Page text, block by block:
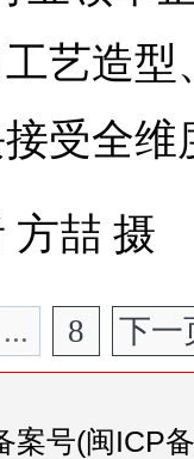
艺造
受全维
方喆 摄
... 8 下一
案号(闽ICP